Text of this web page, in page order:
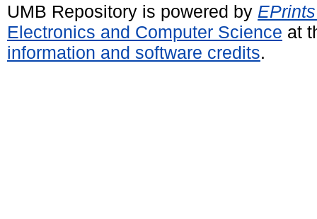
UMB Repository is powered by
Electronics and Computer Science at
information and software credits.